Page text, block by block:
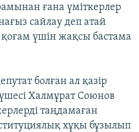
ғана үміткерлер
сайлау деп атай
үшін жақсы бастама
болған ал қазір
Халмұрат Союнов
таңдамаған
хұқы бұзылып